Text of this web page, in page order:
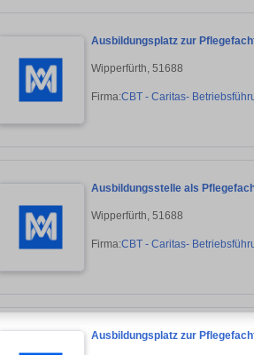
Ausbildungsplatz zur
Wipperfürth, 51688
Firma:CBT - Caritas-
Ausbildungsstelle als
Wipperfürth, 51688
Firma:CBT - Caritas-
Ausbildungsplatz zur